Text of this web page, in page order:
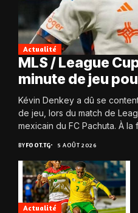
Actualité
MLS / League
minute de jeu
Kévin Denkey a dû se
de jeu, lors du match de
mexicain du FC Pachuta. À la
BYFOOT.TG 5 AOÛT 2026
Actualité